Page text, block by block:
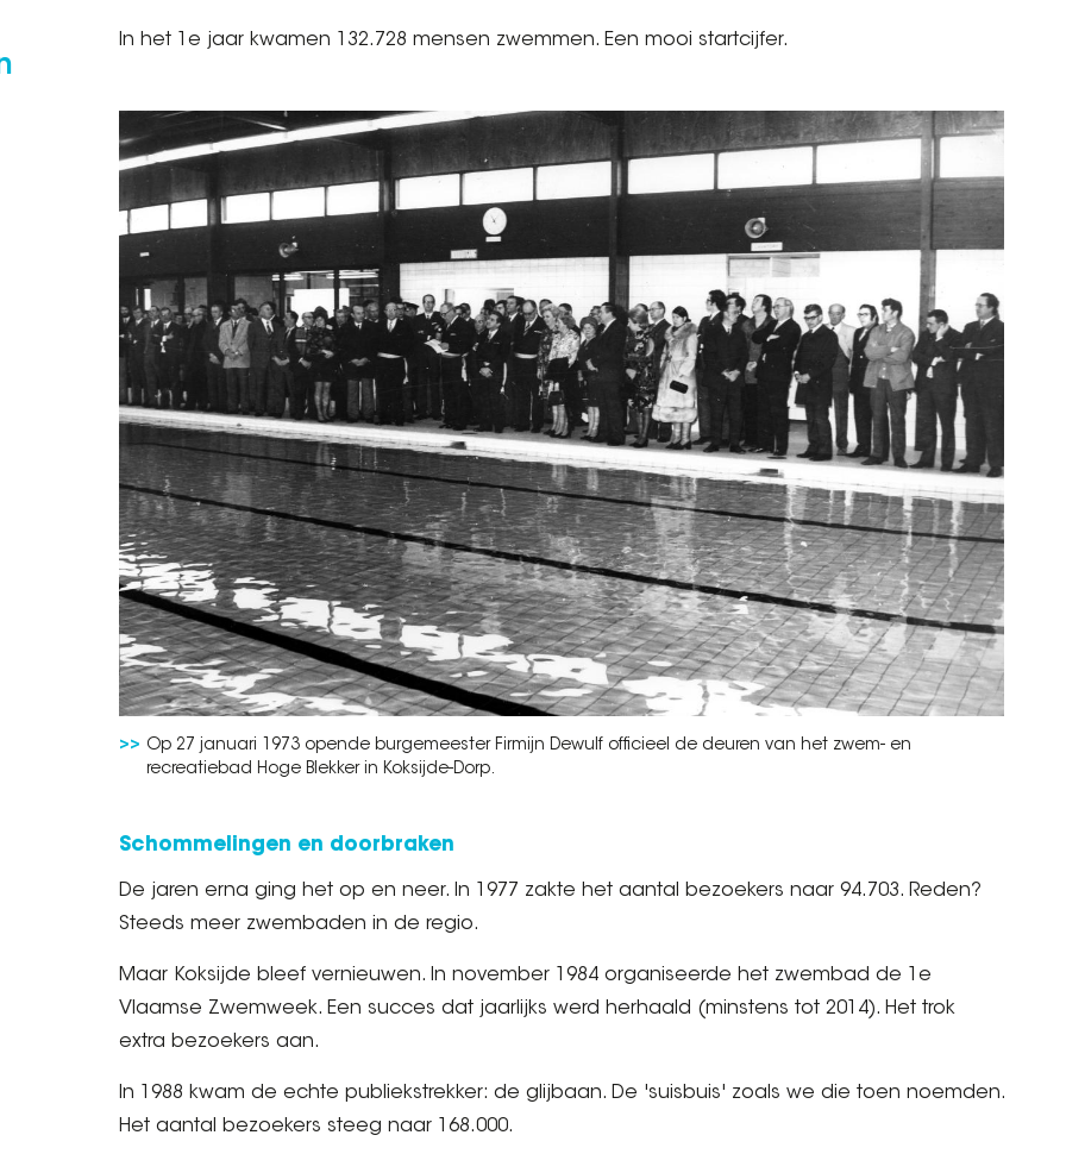
In het 1e jaar kwamen 132.728 mensen zwemmen. Een mooi startcijfer.
Op 27 januari 1973 opende burgemeester Firmijn Dewulf officieel de deuren van het zwem- en
recreatiebad Hoge Blekker in Koksijde-Dorp.
Schommelingen en doorbraken
De jaren erna ging het op en neer. In 1977 zakte het aantal bezoekers naar 94.703. Reden?
Steeds meer zwembaden in de regio.
Maar Koksijde bleef vernieuwen. In november 1984 organiseerde het zwembad de 1e
Vlaamse Zwemweek. Een succes dat jaarlijks werd herhaald (minstens tot 2014). Het trok
extra bezoekers aan.
In 1988 kwam de echte publiekstrekker: de glijbaan. De 'suisbuis' zoals we die toen noemden.
Het aantal bezoekers steeg naar 168.000.